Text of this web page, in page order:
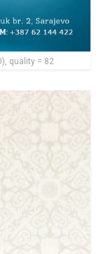
quality = 82